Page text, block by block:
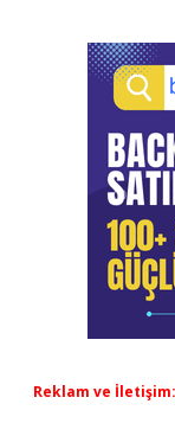
Reklam ve İletişim: